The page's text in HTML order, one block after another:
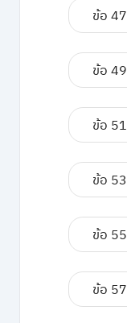
ข้อ 47
ข้อ 49
ข้อ 51
ข้อ 53
ข้อ 55
ข้อ 57